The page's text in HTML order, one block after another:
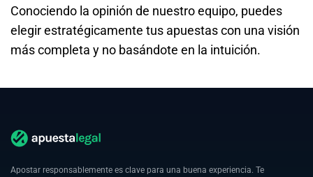
Conociendo la opinión de nuestro equipo, puedes
elegir estratégicamente tus apuestas con una visión
más completa y no basándote en la intuición.
Apostar responsablemente es clave para una buena experiencia. Te